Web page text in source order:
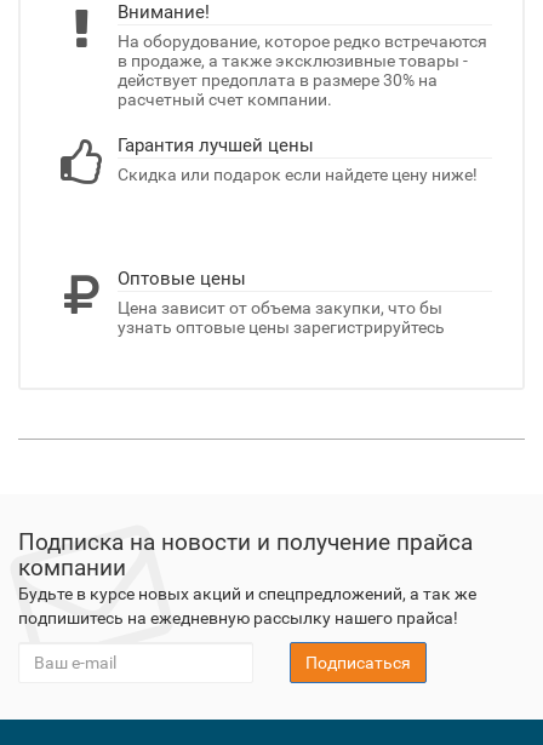
Внимание!
На оборудование, которое редко встречаются
в продаже, а также эксклюзивные товары -
действует предоплата в размере 30% на
расчетный счет компании.
Гарантия лучшей цены
Скидка или подарок если найдете цену ниже!
Оптовые цены
Цена зависит от объема закупки, что бы
узнать оптовые цены зарегистрируйтесь
Подписка на новости и получение прайса
компании
Будьте в курсе новых акций и спецпредложений, а так же
подпишитесь на ежедневную рассылку нашего прайса!
Подписаться